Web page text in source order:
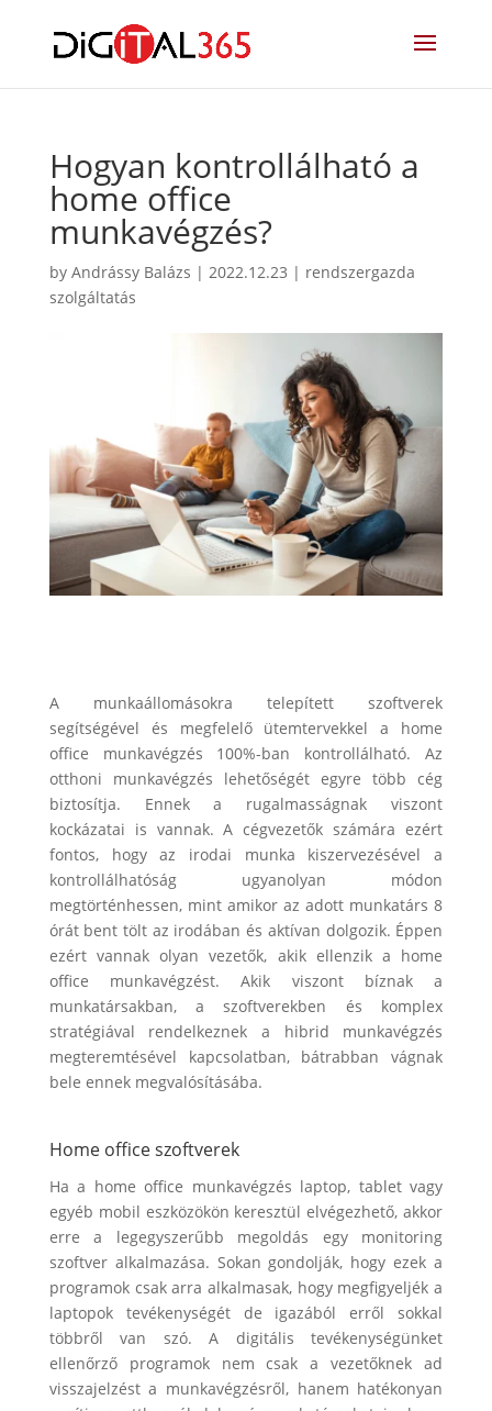
Hogyan kontrollálható a
home office
munkavégzés?
by Andrássy Balázs | 2022.12.23 | rendszergazda
szolgáltatás
A munkaállomásokra telepített szoftverek
segítségével és megfelelő ütemtervekkel a home
office munkavégzés 100%-ban kontrollálható. Az
otthoni munkavégzés lehetőségét egyre több cég
biztosítja. Ennek a rugalmasságnak viszont
kockázatai is vannak. A cégvezetők számára ezért
fontos, hogy az irodai munka kiszervezésével a
kontrollálhatóság ugyanolyan módon
megtörténhessen, mint amikor az adott munkatárs 8
órát bent tölt az irodában és aktívan dolgozik. Éppen
ezért vannak olyan vezetők, akik ellenzik a home
office munkavégzést. Akik viszont bíznak a
munkatársakban, a szoftverekben és komplex
stratégiával rendelkeznek a hibrid munkavégzés
megteremtésével kapcsolatban, bátrabban vágnak
bele ennek megvalósításába.
Home office szoftverek
Ha a home office munkavégzés laptop, tablet vagy
egyéb mobil eszközökön keresztül elvégezhető, akkor
erre a legegyszerűbb megoldás egy monitoring
szoftver alkalmazása. Sokan gondolják, hogy ezek a
programok csak arra alkalmasak, hogy megfigyeljék a
laptopok tevékenységét de igazából erről sokkal
többről van szó. A digitális tevékenységünket
ellenőrző programok nem csak a vezetőknek ad
visszajelzést a munkavégzésről, hanem hatékonyan